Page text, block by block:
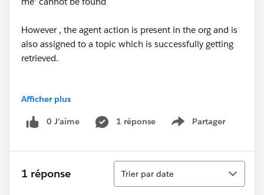
However , the agent action is present in the org and is
also assigned to a topic which is successfully getting
retrieved.
#Salesforce Developer
Afficher plus
0 J’aime 1 réponse Partager
Show menu
1 réponse
Tri
Trier par date